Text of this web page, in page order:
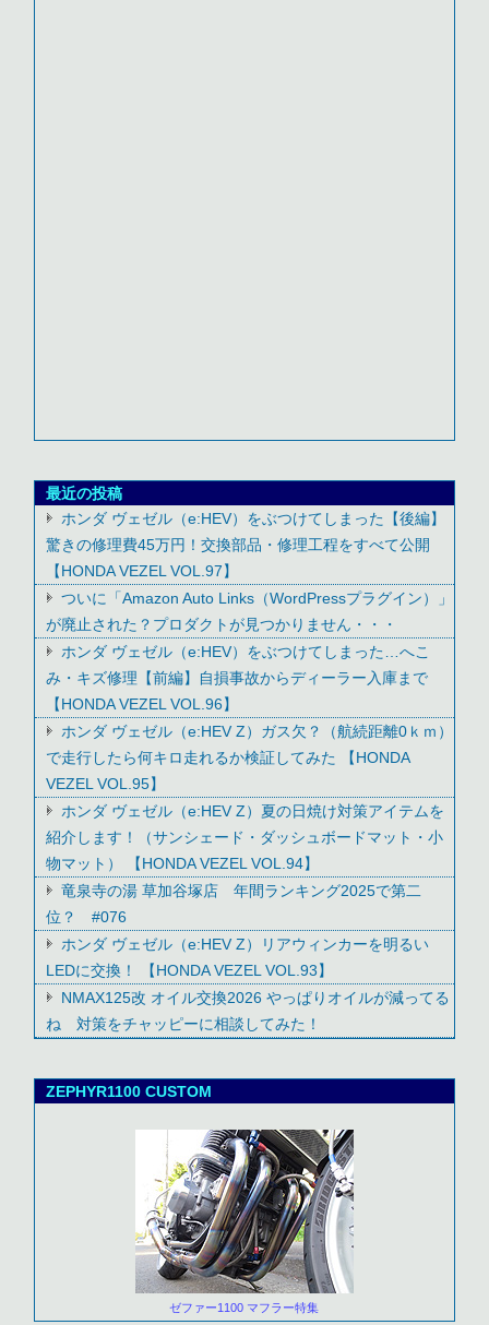
最近の投稿
ホンダ ヴェゼル（e:HEV）をぶつけてしまった【後編】
驚きの修理費45万円！交換部品・修理工程をすべて公開
【HONDA VEZEL VOL.97】
ついに「Amazon Auto Links（WordPressプラグイン）」
が廃止された？プロダクトが見つかりません・・・
ホンダ ヴェゼル（e:HEV）をぶつけてしまった…へこ
み・キズ修理【前編】自損事故からディーラー入庫まで
【HONDA VEZEL VOL.96】
ホンダ ヴェゼル（e:HEV Z）ガス欠？（航続距離0ｋｍ）
で走行したら何キロ走れるか検証してみた 【HONDA
VEZEL VOL.95】
ホンダ ヴェゼル（e:HEV Z）夏の日焼け対策アイテムを
紹介します！（サンシェード・ダッシュボードマット・小
物マット） 【HONDA VEZEL VOL.94】
竜泉寺の湯 草加谷塚店 年間ランキング2025で第二
位？ #076
ホンダ ヴェゼル（e:HEV Z）リアウィンカーを明るい
LEDに交換！ 【HONDA VEZEL VOL.93】
NMAX125改 オイル交換2026 やっぱりオイルが減ってる
ね 対策をチャッピーに相談してみた！
ZEPHYR1100 CUSTOM
ゼファー1100 マフラー特集